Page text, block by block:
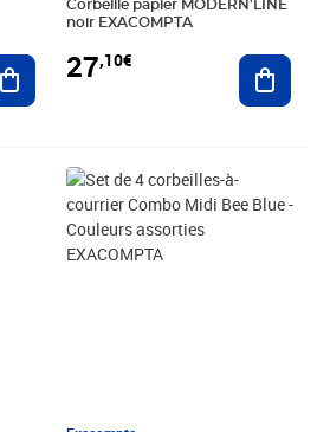
Ajouter au panier
Corbeille papier MODERN'LINE
noir EXACOMPTA
27,10€
Prix 27,83€